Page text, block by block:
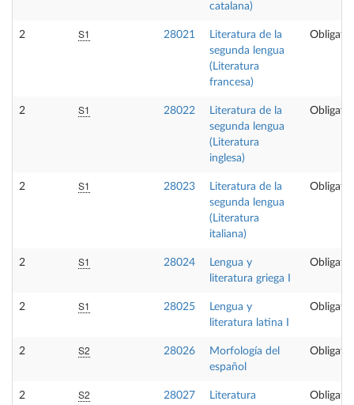
catalana)
2 S1 28021
Literatura de la
segunda lengua
(Literatura
francesa)
2 S1 28022
Literatura de la
segunda lengua
(Literatura
inglesa)
2 S1 28023
Literatura de la
segunda lengua
(Literatura
italiana)
2 S1 28024
Lengua y
literatura griega I
2 S1 28025
Lengua y
literatura latina I
2 S2 28026
Morfología del
español
2 S2 28027
Literatura